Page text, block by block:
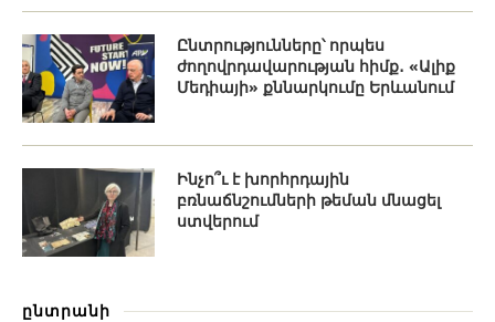
Ընտրությունները՝ որպես
ժողովրդավարության հիմք․ «Ալիք
Մեդիայի» քննարկումը Երևանում
Ինչո՞ւ է խորհրդային
բռնաճնշումների թեման մնացել
ստվերում
ընտրանի